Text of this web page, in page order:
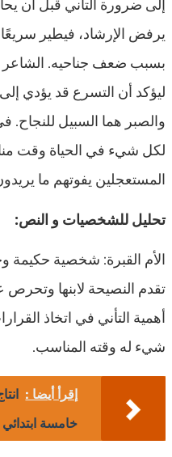
إلى ضرورة التأني قبل أن
يرفض الإرشاد، فيطير
بسبب ضعف جناحيه.
ليؤكد أن التسرع قد يؤدي
والصبر هما السبيل للنجاح.
لكل شيء في الحياة وقت
المستعجلين يفوتهم ما
تحليل للشخصيات و النص:
الأم القبرة: شخصية حكيمة
تقدم النصيحة لابنها
أهمية التأني في اتخاذ
شيء له وقته المناسب.
إقرأ أيضا :
خامسة ابتدائي